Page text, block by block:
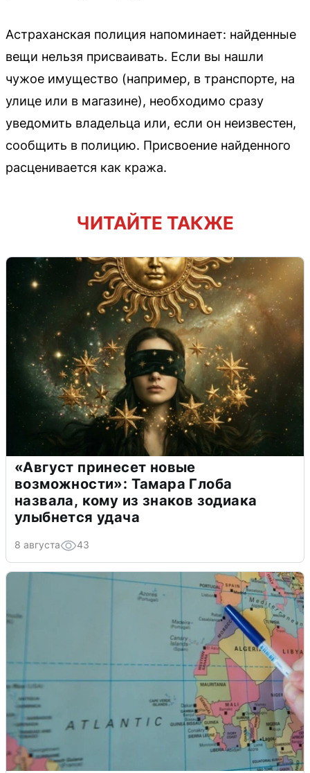
Астраханская полиция напоминает: найденные
вещи нельзя присваивать. Если вы нашли
чужое имущество (например, в транспорте, на
улице или в магазине), необходимо сразу
уведомить владельца или, если он неизвестен,
сообщить в полицию. Присвоение найденного
расценивается как кража.
ЧИТАЙТЕ ТАКЖЕ
«Август принесет новые
возможности»: Тамара Глоба
назвала, кому из знаков зодиака
улыбнется удача
8 августа 43